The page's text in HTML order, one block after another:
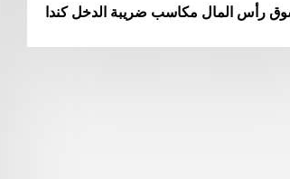
رأس المال مكاسب ضريبة الدخل كندا